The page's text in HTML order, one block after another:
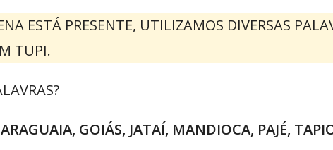
ESTÁ PRESENTE, UTILIZAMOS DIVERSAS
TUPI.
GOIÁS, JATAÍ, MANDIOCA, PAJÉ,